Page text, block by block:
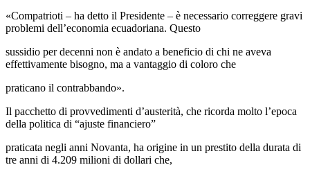
«Compatrioti – ha detto il Presidente – è necessario correggere gravi
problemi dell’economia ecuadoriana. Questo
sussidio per decenni non è andato a beneficio di chi ne aveva
effettivamente bisogno, ma a vantaggio di coloro che
praticano il contrabbando».
Il pacchetto di provvedimenti d’austerità, che ricorda molto l’epoca
della politica di “ajuste financiero”
praticata negli anni Novanta, ha origine in un prestito della durata di
tre anni di 4.209 milioni di dollari che,